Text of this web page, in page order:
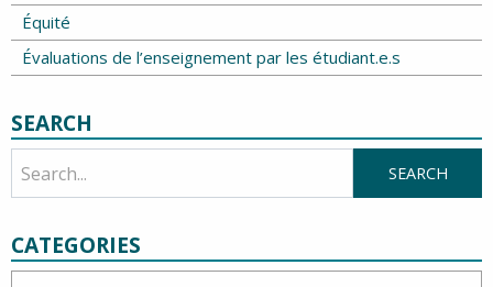
Équité
Évaluations de l’enseignement par les étudiant.e.s
SEARCH
CATEGORIES